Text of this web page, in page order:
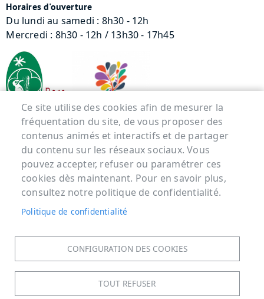
Horaires d'ouverture
Du lundi au samedi : 8h30 - 12h
Mercredi : 8h30 - 12h / 13h30 - 17h45
Menu Pied de page
ACCUEIL
MENTIONS LÉGALES
DONNÉES PERSONNELLES
COOKIES
PLAN DU SITE
Ce site utilise des cookies afin de mesurer la
fréquentation du site, de vous proposer des
contenus animés et interactifs et de partager
du contenu sur les réseaux sociaux. Vous
pouvez accepter, refuser ou paramétrer ces
cookies dès maintenant. Pour en savoir plus,
consultez notre politique de confidentialité.
Politique de confidentialité
CONFIGURATION DES COOKIES
TOUT REFUSER